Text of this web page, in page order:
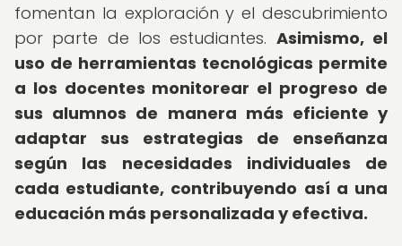
fomentan la exploración y el descubrimiento
por parte de los estudiantes. Asimismo, el
uso de herramientas tecnológicas permite
a los docentes monitorear el progreso de
sus alumnos de manera más eficiente y
adaptar sus estrategias de enseñanza
según las necesidades individuales de
cada estudiante, contribuyendo así a una
educación más personalizada y efectiva.